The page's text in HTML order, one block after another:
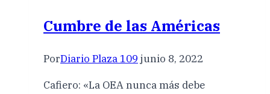
Cumbre de las Américas
PorDiario Plaza 109 junio 8, 2022
Cafiero: «La OEA nunca más debe